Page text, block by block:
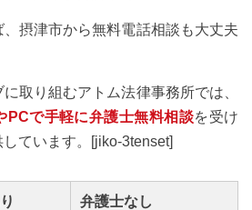
摂津市から無料電話相談も大丈夫
取り組むアトム法律事務所では、
PCで手軽に弁護士無料相談を受け
ています。[jiko-3tenset]
弁護士なし